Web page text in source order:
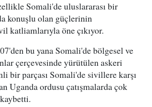
Somali'de uluslararası bir
konuşlu olan güçlerinin
katliamlarıyla öne çıkıyor.
bu yana Somali'de bölgesel ve
çerçevesinde yürütülen askeri
bir parçası Somali'de sivillere karşı
Uganda ordusu çatışmalarda çok